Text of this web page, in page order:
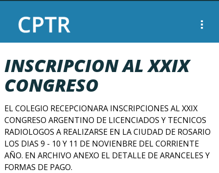
INSCRIPCION AL XXIX
CONGRESO
EL COLEGIO RECEPCIONARA INSCRIPCIONES AL XXIX
CONGRESO ARGENTINO DE LICENCIADOS Y TECNICOS
RADIOLOGOS A REALIZARSE EN LA CIUDAD DE ROSARIO
LOS DIAS 9 - 10 Y 11 DE NOVIENBRE DEL CORRIENTE
AÑO. EN ARCHIVO ANEXO EL DETALLE DE ARANCELES Y
FORMAS DE PAGO.